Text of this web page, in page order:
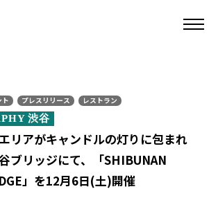
ト プレスリリース レストラン
渋谷
リアがキャンドルの灯りに包まれ
ブリッジにて、「SHIBUNAN
」を12月6日(土)開催